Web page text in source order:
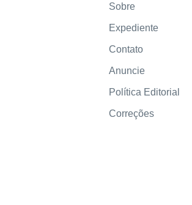
Sobre
Expediente
Contato
Anuncie
Política Editorial
Correções